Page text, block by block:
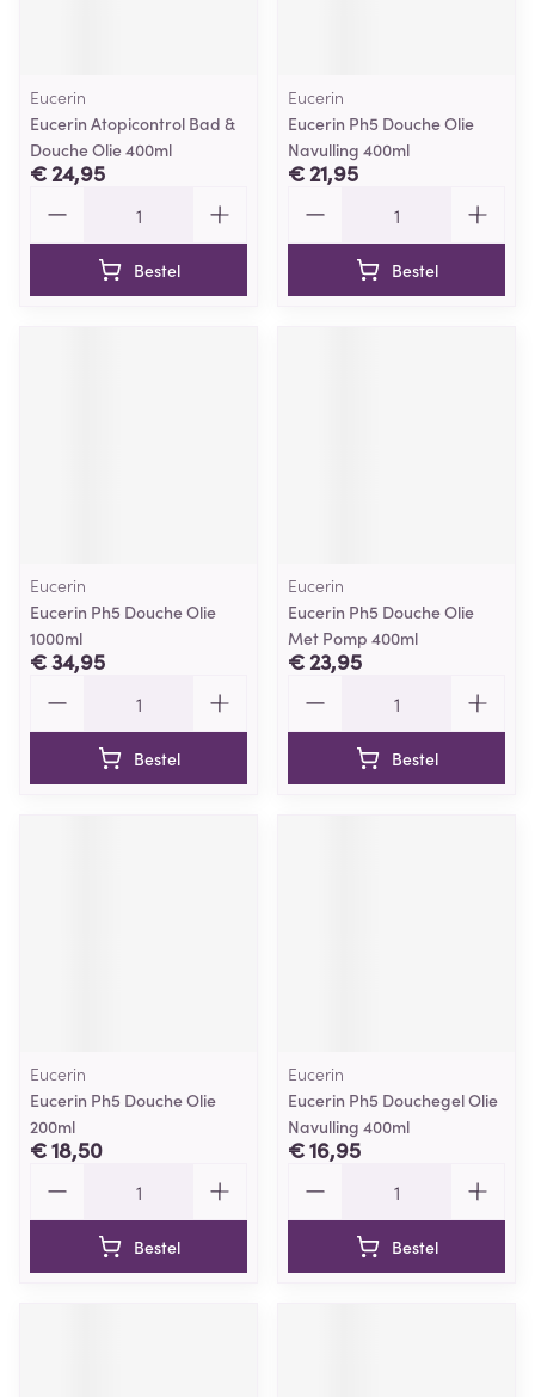
Eucerin
Eucerin Atopicontrol Bad &
Douche Olie 400ml
€ 24,95
Bestel
Eucerin
Eucerin Ph5 Douche Olie
Navulling 400ml
€ 21,95
Bestel
Eucerin
Eucerin Ph5 Douche Olie
1000ml
€ 34,95
Bestel
Eucerin
Eucerin Ph5 Douche Olie
Met Pomp 400ml
€ 23,95
Bestel
Eucerin
Eucerin Ph5 Douche Olie
200ml
€ 18,50
Bestel
Eucerin
Eucerin Ph5 Douchegel Olie
Navulling 400ml
€ 16,95
Bestel